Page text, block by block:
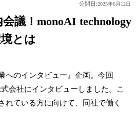
公開日:2025年6月12日
議！monoAI technology
とは
へのインタビュー』企画。今回
会社にインタビューしました。こ
れている方に向けて、同社で働く